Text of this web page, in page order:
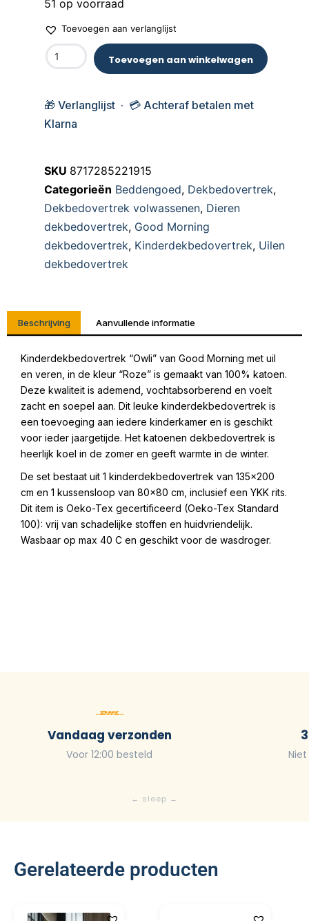
51 op voorraad
Toevoegen aan verlanglijst
Toevoegen aan winkelwagen
🎁 Verlanglijst · 💳 Achteraf betalen met
Klarna
SKU 8717285221915
Categorieën Beddengoed, Dekbedovertrek,
Dekbedovertrek volwassenen, Dieren
dekbedovertrek, Good Morning
dekbedovertrek, Kinderdekbedovertrek, Uilen
dekbedovertrek
Beschrijving Aanvullende informatie
Kinderdekbedovertrek “Owli” van Good Morning met uil
en veren, in de kleur “Roze” is gemaakt van 100% katoen.
Deze kwaliteit is ademend, vochtabsorberend en voelt
zacht en soepel aan. Dit leuke kinderdekbedovertrek is
een toevoeging aan iedere kinderkamer en is geschikt
voor ieder jaargetijde. Het katoenen dekbedovertrek is
heerlijk koel in de zomer en geeft warmte in de winter.
De set bestaat uit 1 kinderdekbedovertrek van 135×200
cm en 1 kussensloop van 80×80 cm, inclusief een YKK rits.
Dit item is Oeko-Tex gecertificeerd (Oeko-Tex Standard
100): vrij van schadelijke stoffen en huidvriendelijk.
Wasbaar op max 40 C en geschikt voor de wasdroger.
Vandaag verzonden
Voor 12:00 besteld
Gerelateerde producten